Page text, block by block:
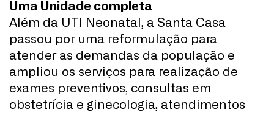
Uma Unidade completa
Além da UTI Neonatal, a Santa Casa
passou por uma reformulação para
atender as demandas da população e
ampliou os serviços para realização de
exames preventivos, consultas em
obstetrícia e ginecologia, atendimentos